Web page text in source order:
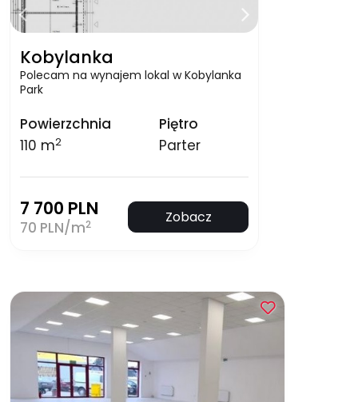
Kobylanka
Polecam na wynajem lokal w Kobylanka
Park
Powierzchnia
110 m2
Piętro
Parter
7 700 PLN
70 PLN/m2 Zobacz